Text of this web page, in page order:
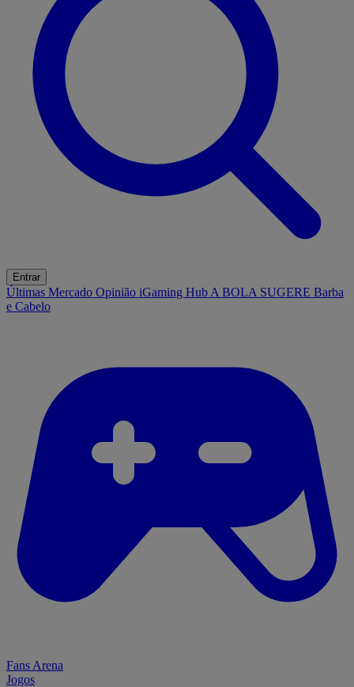
Entrar
Últimas Mercado Opinião iGaming Hub A BOLA SUGERE Barba
e Cabelo
Fans Arena
Jogos